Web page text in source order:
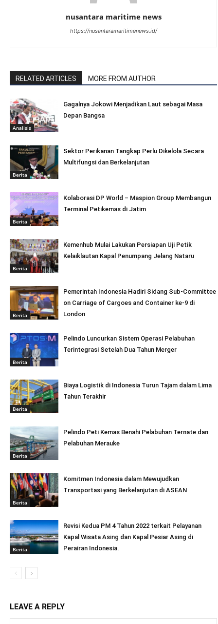
nusantara maritime news
https://nusantaramaritimenews.id/
RELATED ARTICLES MORE FROM AUTHOR
Analisis
Gagalnya Jokowi Menjadikan Laut sebagai Masa
Depan Bangsa
Berita
Sektor Perikanan Tangkap Perlu Dikelola Secara
Multifungsi dan Berkelanjutan
Berita
Kolaborasi DP World – Maspion Group Membangun
Terminal Petikemas di Jatim
Berita
Kemenhub Mulai Lakukan Persiapan Uji Petik
Kelaiklautan Kapal Penumpang Jelang Nataru
Berita
Pemerintah Indonesia Hadiri Sidang Sub-Committee
on Carriage of Cargoes and Container ke-9 di
London
Berita
Pelindo Luncurkan Sistem Operasi Pelabuhan
Terintegrasi Setelah Dua Tahun Merger
Berita
Biaya Logistik di Indonesia Turun Tajam dalam Lima
Tahun Terakhir
Berita
Pelindo Peti Kemas Benahi Pelabuhan Ternate dan
Pelabuhan Merauke
Berita
Komitmen Indonesia dalam Mewujudkan
Transportasi yang Berkelanjutan di ASEAN
Berita
Revisi Kedua PM 4 Tahun 2022 terkait Pelayanan
Kapal Wisata Asing dan Kapal Pesiar Asing di
Perairan Indonesia.
LEAVE A REPLY